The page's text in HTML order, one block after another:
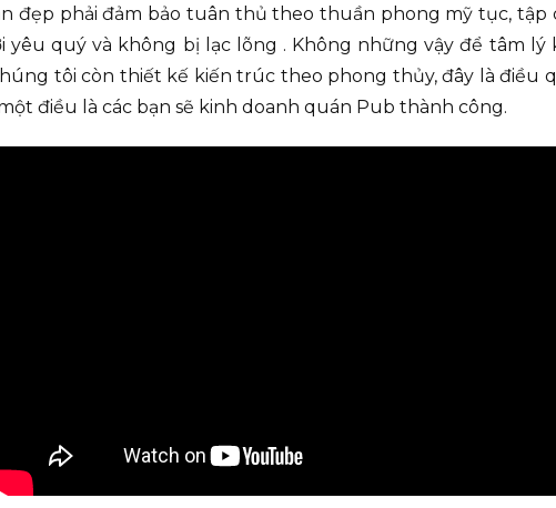
đẹp phải đảm bảo tuân thủ theo thuần phong mỹ tục,
yêu quý và không bị lạc lõng . Không những vậy để tâm
tôi còn thiết kế kiến trúc theo phong thủy, đây là điều
điều là các bạn sẽ kinh doanh quán Pub thành công.